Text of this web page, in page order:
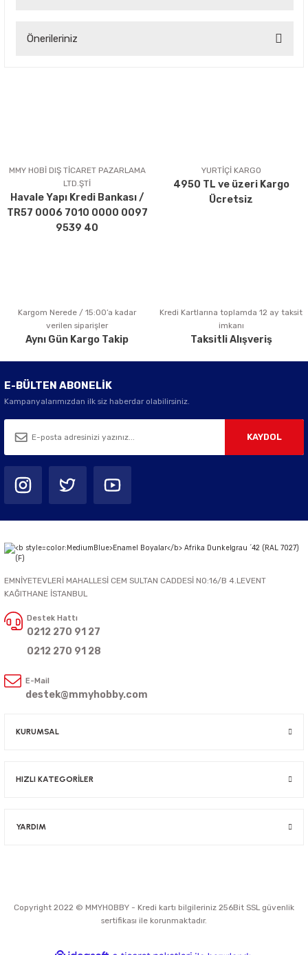
Önerileriniz
Ürün açıklamasında eksik bilgiler bulunuyor.
Ürün bilgilerinde hatalar bulunuyor.
Ürün fiyatı diğer sitelerden daha pahalı.
Bu ürüne benzer farklı alternatifler olmalı.
Gönder
MMY HOBİ DIŞ TİCARET PAZARLAMA
LTD.ŞTİ
Havale Yapı Kredi Bankası /
TR57 0006 7010 0000 0097
9539 40
YURTİÇİ KARGO
4950 TL ve üzeri Kargo
Ücretsiz
Kargom Nerede / 15:00’a kadar
verilen siparişler
Aynı Gün Kargo Takip
Kredi Kartlarına toplamda 12 ay taksit
imkanı
Taksitli Alışveriş
E-BÜLTEN ABONELİK
Kampanyalarımızdan ilk siz haberdar olabilirsiniz.
KAYDOL
EMNİYETEVLERİ MAHALLESİ CEM SULTAN CADDESİ NO:16/B 4.LEVENT
KAĞITHANE İSTANBUL
Destek Hattı
0212 270 91 27
0212 270 91 28
E-Mail
destek@mmyhobby.com
KURUMSAL
HIZLI KATEGORİLER
YARDIM
Copyright 2022 © MMYHOBBY - Kredi kartı bilgileriniz 256Bit SSL güvenlik
sertifikası ile korunmaktadır.